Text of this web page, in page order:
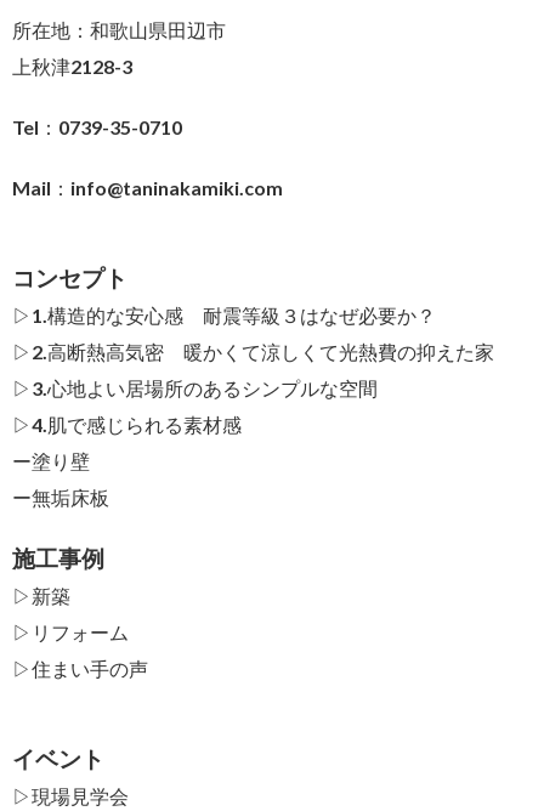
所在地：和歌山県田辺市
上秋津2128-3
Tel：0739-35-0710
Mail： info@taninakamiki.com
コンセプト
▷1.構造的な安心感 耐震等級３はなぜ必要か？
▷2.高断熱高気密 暖かくて涼しくて光熱費の抑えた家
▷3.心地よい居場所のあるシンプルな空間
▷4.肌で感じられる素材感
ー塗り壁
ー無垢床板
施工事例
▷新築
▷リフォーム
▷住まい手の声
イベント
▷現場見学会